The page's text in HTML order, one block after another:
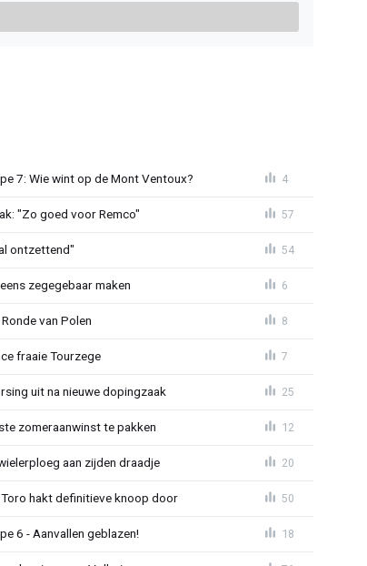
7: Wie wint op de Mont Ventoux? 4
"Zo goed voor Remco" 57
ontzettend" 54
zegegebaar maken 6
van Polen 8
fraaie Tourzege 7
uit na nieuwe dopingzaak 25
zomeraanwinst te pakken 12
aan zijden draadje 20
hakt definitieve knoop door 50
6 - Aanvallen geblazen! 18